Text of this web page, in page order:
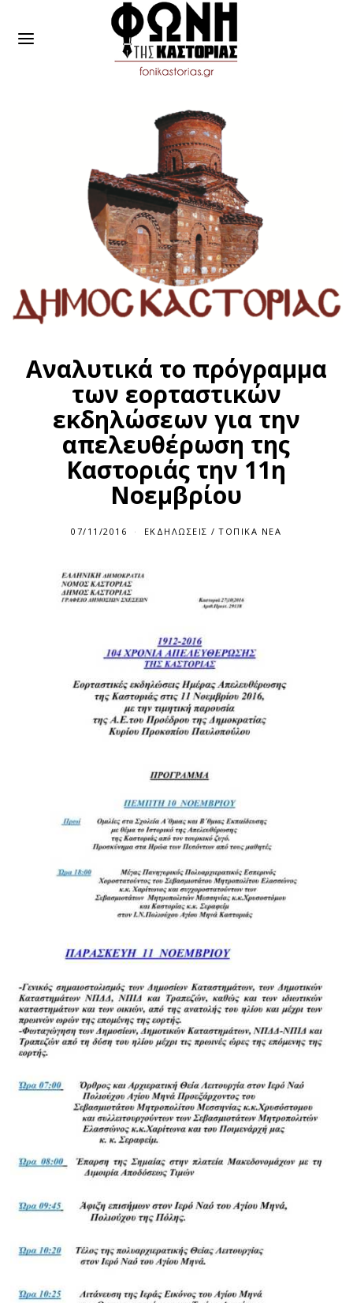
Αναλυτικά το πρόγραμμα
των εορταστικών
εκδηλώσεων για την
απελευθέρωση της
Καστοριάς την 11η
Νοεμβρίου
07/11/2016 ΕΚΔΗΛΏΣΕΙΣ / ΤΟΠΙΚΆ ΝΈΑ